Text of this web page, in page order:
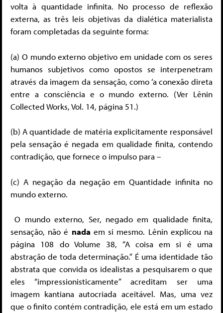
volta à quantidade infinita. No processo de reflexão
externa, as três leis objetivas da dialética materialista
foram completadas da seguinte forma:
(a) O mundo externo objetivo em unidade com os seres
humanos subjetivos como opostos se interpenetram
através da imagem da sensação, como ‘a conexão direta
entre a consciência e o mundo externo. (Ver Lênin
Collected Works, Vol. 14, página 51.)
(b) A quantidade de matéria explicitamente responsável
pela sensação é negada em qualidade finita, contendo
contradição, que fornece o impulso para –
(c) A negação da negação em Quantidade infinita no
mundo externo.
O mundo externo, Ser, negado em qualidade finita,
sensação, não é nada em si mesmo. Lênin explicou na
página 108 do Volume 38, “A coisa em si é uma
abstração de toda determinação.” É uma identidade tão
abstrata que convida os idealistas a pesquisarem o que
eles “impressionisticamente” acreditam ser uma
imagem kantiana autocriada aceitável. Mas, uma vez
que o finito contém contradição, ele está em um estado